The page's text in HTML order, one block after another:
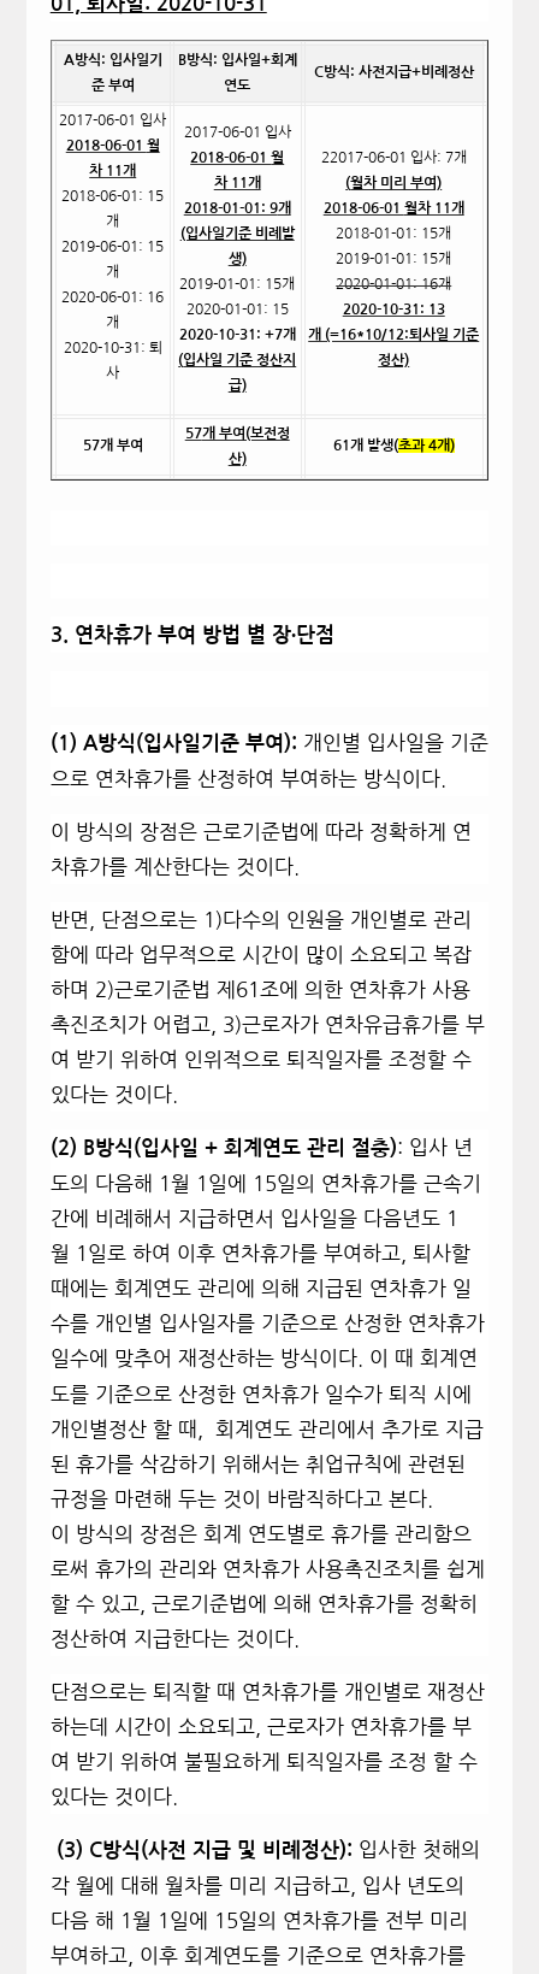
A방식: 입사일기
준 부여
B방식: 입사일+회계
연도
C방식: 사전지급+비례정산
2017-06-01 입사
2018-06-01 월
차 11개
2018-06-01: 15
개
2019-06-01: 15
개
2020-06-01: 16
개
2020-10-31: 퇴
사
2017-06-01 입사
2018-06-01월
차 11개
2018-01-01: 9개
(입사일기준 비례발
생)
2019-01-01: 15개
2020-01-01: 15
2020-10-31: +7개
(입사일 기준 정산지
급)
22017-06-01 입사: 7개
(월차 미리 부여)
2018-06-01 월차 11개
2018-01-01: 15개
2019-01-01: 15개
2020-01-01: 16개
2020-10-31: 13
개 (=16*10/12:퇴사일 기준
정산)
57개 부여
57개 부여(보전정
산)
61 개 발생(초과 4개)
3. 연차휴가 부여 방법 별 장∙단점
(1) A방식(입사일기준 부여): 개인별 입사일을 기준
으로 연차휴가를 산정하여 부여하는 방식이다.
이 방식의 장점은 근로기준법에 따라 정확하게 연
차휴가를 계산한다는 것이다.
반면, 단점으로는 1)다수의 인원을 개인별로 관리
함에 따라 업무적으로 시간이 많이 소요되고 복잡
하며 2)근로기준법 제61조에 의한 연차휴가 사용
촉진조치가 어렵고, 3)근로자가 연차유급휴가를 부
여 받기 위하여 인위적으로 퇴직일자를 조정할 수
있다는 것이다.
(2) B방식(입사일 + 회계연도 관리 절충): 입사 년
도의 다음해 1월 1일에 15일의 연차휴가를 근속기
간에 비례해서 지급하면서 입사일을 다음년도 1
월 1일로 하여 이후 연차휴가를 부여하고, 퇴사할
때에는 회계연도 관리에 의해 지급된 연차휴가 일
수를 개인별 입사일자를 기준으로 산정한 연차휴가
일수에 맞추어 재정산하는 방식이다.
이 때 회계연
도를 기준으로 산정한 연차휴가 일수가 퇴직 시에
개인별정산 할 때, 회계연도 관리에서 추가로 지급
된 휴가를 삭감하기 위해서는 취업규칙에 관련된
규정을 마련해 두는 것이 바람직하다고 본다.
이 방식의 장점은 회계 연도별로 휴가를 관리함으
로써 휴가의 관리와 연차휴가 사용촉진조치를 쉽게
할 수 있고, 근로기준법에 의해 연차휴가를 정확히
정산하여 지급한다는 것이다.
단점으로는 퇴직할 때 연차휴가를 개인별로 재정산
하는데 시간이 소요되고, 근로자가 연차휴가를 부
여 받기 위하여 불필요하게 퇴직일자를 조정 할 수
있다는 것이다.
(3) C방식(사전 지급 및 비례정산): 입사한 첫해의
각 월에 대해 월차를 미리 지급하고, 입사 년도의
다음 해 1월 1일에 15일의 연차휴가를 전부 미리
부여하고, 이후 회계연도를 기준으로 연차휴가를